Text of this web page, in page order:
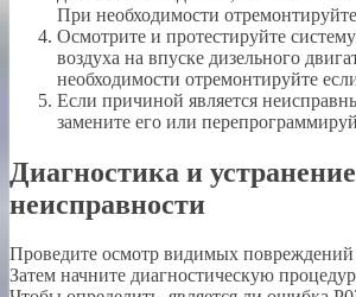
При необходимости
Осмотрите и протестируйте
воздуха на впуске дизельного
необходимости отремонтируйте
Если причиной является
замените его или
Диагностика и устранение
неисправности
Проведите осмотр видимых
Затем начните диагностическую